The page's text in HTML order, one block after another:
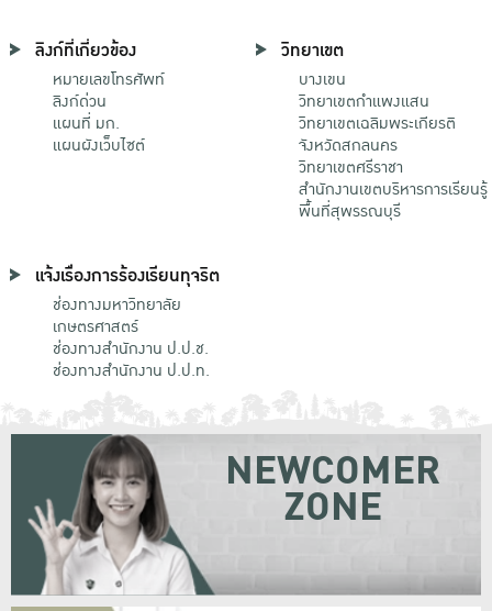
ลิงก์ที่เกี่ยวข้อง
หมายเลขโทรศัพท์
ลิงก์ด่วน
แผนที่ มก.
แผนผังเว็บไซต์
วิทยาเขต
บางเขน
วิทยาเขตกําแพงแสน
วิทยาเขตเฉลิมพระเกียรติ
จังหวัดสกลนคร
วิทยาเขตศรีราชา
สำนักงานเขตบริหารการเรียนรู้
พื้นที่สุพรรณบุรี
แจ้งเรื่องการร้องเรียนทุจริต
ช่องทางมหาวิทยาลัย
เกษตรศาสตร์
ช่องทางสำนักงาน ป.ป.ช.
ช่องทางสำนักงาน ป.ป.ท.
NEWCOMER
ZONE